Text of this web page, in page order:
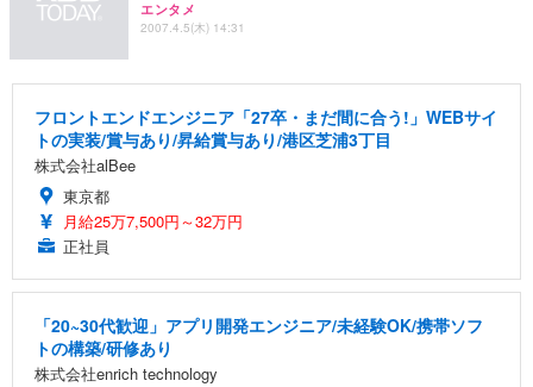
エンタメ
2007.4.5(木) 14:31
フロントエンドエンジニア「27卒・まだ間に合う!」WEBサイ
トの実装/賞与あり/昇給賞与あり/港区芝浦3丁目
株式会社alBee
東京都
月給25万7,500円～32万円
正社員
「20~30代歓迎」アプリ開発エンジニア/未経験OK/携帯ソフ
トの構築/研修あり
株式会社enrich technology